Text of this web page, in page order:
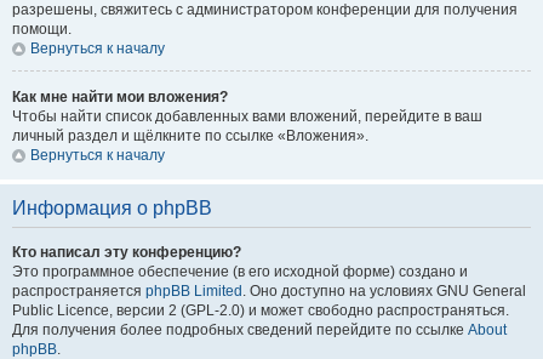
разрешены, свяжитесь с администратором конференции для получения
помощи.
Вернуться к началу
Как мне найти мои вложения?
Чтобы найти список добавленных вами вложений, перейдите в ваш
личный раздел и щёлкните по ссылке «Вложения».
Вернуться к началу
Информация о phpBB
Кто написал эту конференцию?
Это программное обеспечение (в его исходной форме) создано и
распространяется phpBB Limited . Оно доступно на условиях GNU General
Public Licence, версии 2 (GPL-2.0) и может свободно распространяться.
Для получения более подробных сведений перейдите по ссылке About
phpBB.